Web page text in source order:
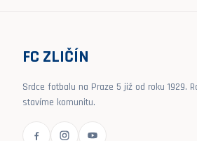
FC ZLIČÍN
Srdce fotbalu na Praze 5 již od roku 1929.
stavíme komunitu.